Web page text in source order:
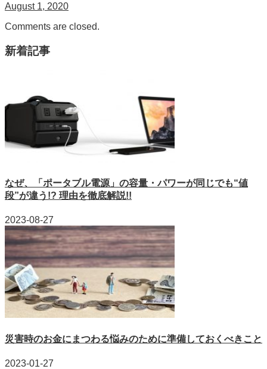
August 1, 2020
Comments are closed.
新着記事
なぜ、「ポータブル電源」の容量・パワーが同じでも“値
段”が違う!? 理由を徹底解説!!
2023-08-27
災害時のお金にまつわる悩みのために準備しておくべきこと
2023-01-27